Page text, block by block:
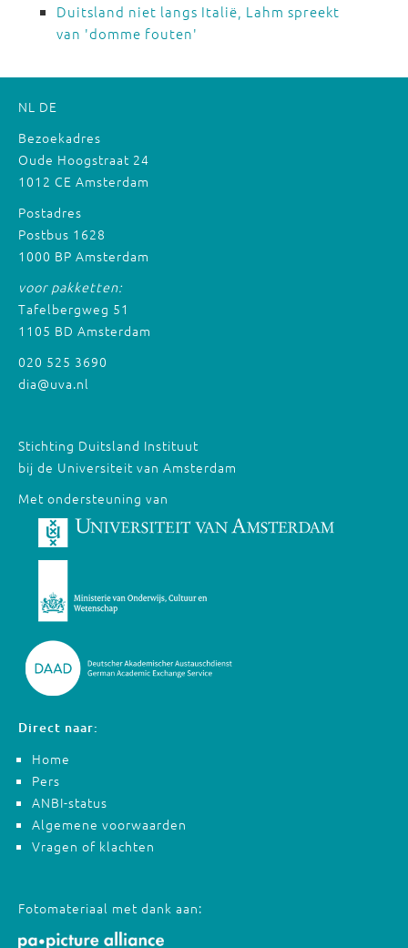
Duitsland niet langs Italië, Lahm spreekt
van 'domme fouten'
NL DE
Bezoekadres
Oude Hoogstraat 24
1012 CE Amsterdam
Postadres
Postbus 1628
1000 BP Amsterdam
voor pakketten:
Tafelbergweg 51
1105 BD Amsterdam
020 525 3690
dia@uva.nl
Stichting Duitsland Instituut
bij de Universiteit van Amsterdam
Met ondersteuning van
Direct naar:
Home
Pers
ANBI-status
Algemene voorwaarden
Vragen of klachten
Fotomateriaal met dank aan: